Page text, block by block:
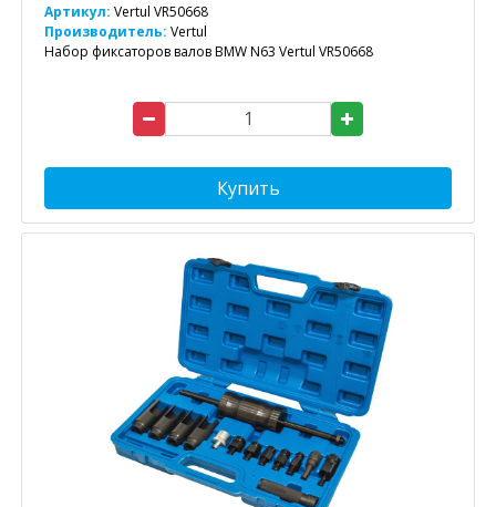
Артикул: Vertul VR50668
Производитель: Vertul
Набор фиксаторов валов BMW N63 Vertul VR50668
Купить